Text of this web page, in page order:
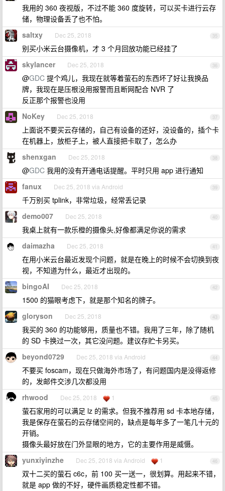
我用的 360 夜视版，不过不能 360 度旋转，可以买卡进行云存
储，物理设备丢了也不怕。
35
saltxy Dec 25, 2018
别买小米云台摄像机，才 3 个月回放功能已经挂了
36
skylancer Dec 25, 2018
@GDC 提个鸡儿，我现在就等着萤石的东西坏了好让我换品
牌，我现在是压根没用报警而且断网配合 NVR 了
反正那个报警也没用
37
NoKey Dec 25, 2018
上面说不要买云存储的，自己有设备的还好，没设备的，插个卡
在机器上，放柜子上，被人直接把卡取了，怎么办
38
shenxgan Dec 25, 2018
@GDC 我用的没有开通电话提醒。平时只用 app 进行通知
39
fanux Dec 25, 2018 via Android
千万别买 tplink，非常垃圾，经常丢记录
40
demo007 Dec 25, 2018
我桌上就有一款乐橙的摄像头,好像都满足你说的需求
41
daimazha Dec 25, 2018
在用小米云台最近发现个问题，就是在晚上的时候不会切换到夜
视，不知道为什么，最近才出现的。
42
bingoAI Dec 25, 2018
1500 的猫眼考虑下，就是那个知名的牌子。
43
gloryson Dec 25, 2018
我买的 360 的功能够用，质量也不错。我用了三年，除了随机
的 SD 卡换过一次，其它没问题。建议存贮卡另买。
44
beyond0729 Dec 25, 2018 via Android
不要买 foscam，现在只做海外市场了，有问题国内是没得返修
的，发邮件交涉几次都没用
45
rhwood Dec 25, 2018 1
萤石家用的可以满足 lz 的需求。但我不推荐用 sd 卡本地存储，
我是保存在萤石的云存储空间的，缺点是每年多了一笔几十元的
开销。
摄像头最好放在门外显眼的地方，它的主要作用是威慑。
46
yunxiyinzhe Dec 25, 2018 via Android 1
双十二买的萤石 c6c，前 100 买一送一，很划算。用起来不错，
就是 app 做的不好，硬件画质稳定性都不错。